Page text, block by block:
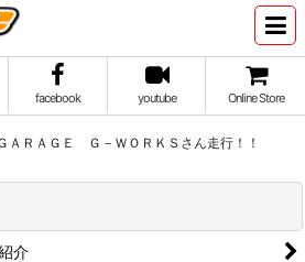
facebook youtube Online Store
ＡＲＡＧＥ Ｇ－ＷＯＲＫＳさん走行！！
介